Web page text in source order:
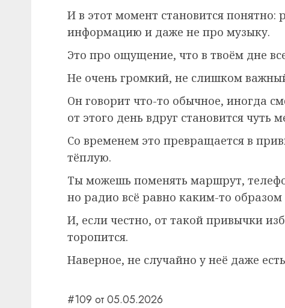
И в этот момент становится понятно:
информацию и даже не про музыку.
Это про ощущение, что в твоём дне
Не очень громкий, не слишком
Он говорит что-то обычное, иногда
от этого день вдруг становится чуть
Со временем это превращается в
тёплую.
Ты можешь поменять маршрут,
но радио всё равно каким-то образом
И, если честно, от такой привычки
торопится.
Наверное, не случайно у неё даже
#109 от 05.05.2026